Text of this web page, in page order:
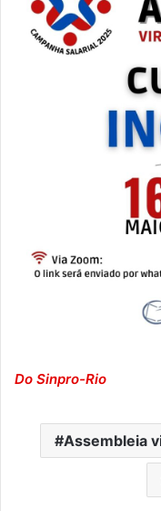
Do Sinpro-Rio
Assembleia